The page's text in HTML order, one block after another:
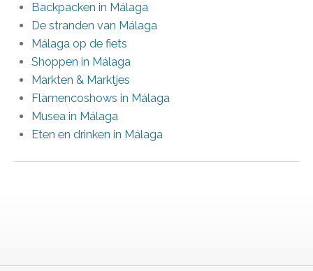
Backpacken in Málaga
De stranden van Málaga
Málaga op de fiets
Shoppen in Málaga
Markten & Marktjes
Flamencoshows in Málaga
Musea in Málaga
Eten en drinken in Málaga